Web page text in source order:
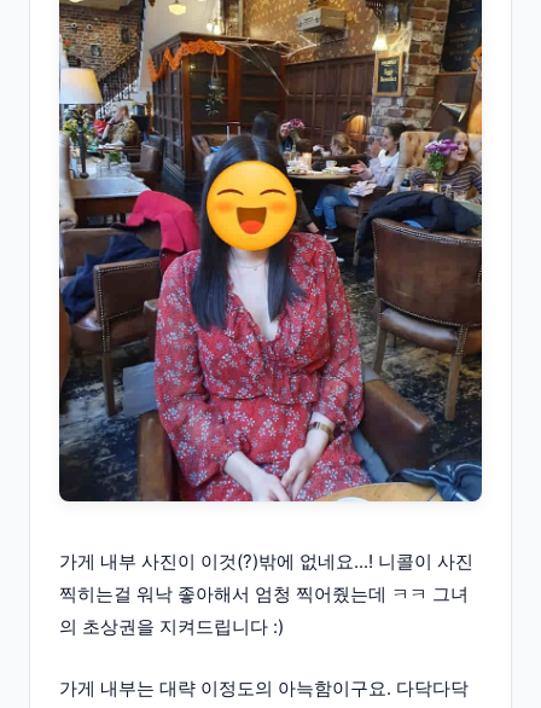
가게 내부 사진이 이것(?)밖에 없네요...! 니콜이 사진
찍히는걸 워낙 좋아해서 엄청 찍어줬는데 ㅋㅋ 그녀
의 초상권을 지켜드립니다 :)
가게 내부는 대략 이정도의 아늑함이구요. 다닥다닥